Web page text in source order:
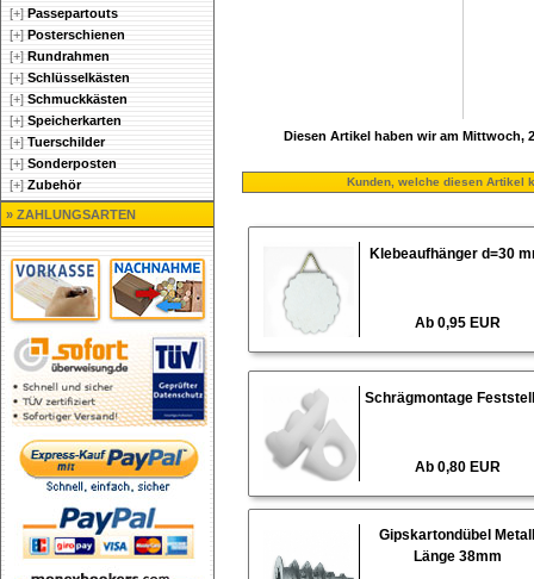
[+] Passepartouts
[+] Posterschienen
[+] Rundrahmen
[+] Schlüsselkästen
[+] Schmuckkästen
[+] Speicherkarten
[+] Tuerschilder
[+] Sonderposten
[+] Zubehör
» ZAHLUNGSARTEN
Diesen Artikel haben wir am Mittwoch,
Kunden, welche diesen Artikel
Klebeaufhänger d=30
Ab 0,95 EUR
Schrägmontage
Ab 0,80 EUR
Gipskartondübel Metall
Länge 38mm